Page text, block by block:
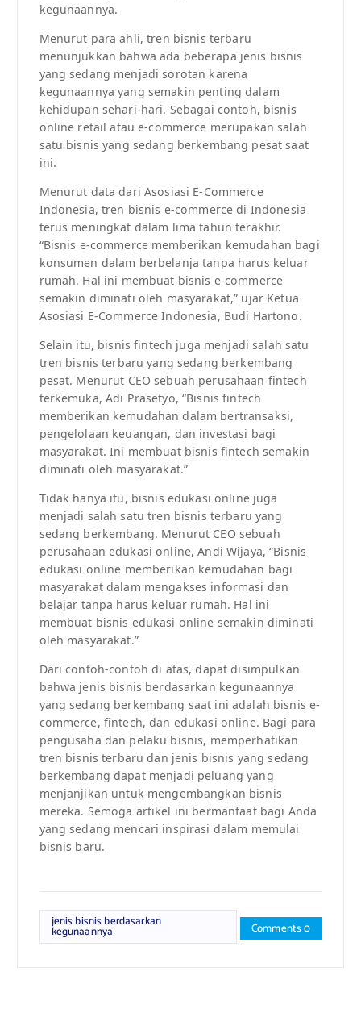
kegunaannya.
Menurut para ahli, tren bisnis terbaru
menunjukkan bahwa ada beberapa jenis bisnis
yang sedang menjadi sorotan karena
kegunaannya yang semakin penting dalam
kehidupan sehari-hari. Sebagai contoh, bisnis
online retail atau e-commerce merupakan salah
satu bisnis yang sedang berkembang pesat saat
ini.
Menurut data dari Asosiasi E-Commerce
Indonesia, tren bisnis e-commerce di Indonesia
terus meningkat dalam lima tahun terakhir.
“Bisnis e-commerce memberikan kemudahan bagi
konsumen dalam berbelanja tanpa harus keluar
rumah. Hal ini membuat bisnis e-commerce
semakin diminati oleh masyarakat,” ujar Ketua
Asosiasi E-Commerce Indonesia, Budi Hartono.
Selain itu, bisnis fintech juga menjadi salah satu
tren bisnis terbaru yang sedang berkembang
pesat. Menurut CEO sebuah perusahaan fintech
terkemuka, Adi Prasetyo, “Bisnis fintech
memberikan kemudahan dalam bertransaksi,
pengelolaan keuangan, dan investasi bagi
masyarakat. Ini membuat bisnis fintech semakin
diminati oleh masyarakat.”
Tidak hanya itu, bisnis edukasi online juga
menjadi salah satu tren bisnis terbaru yang
sedang berkembang. Menurut CEO sebuah
perusahaan edukasi online, Andi Wijaya, “Bisnis
edukasi online memberikan kemudahan bagi
masyarakat dalam mengakses informasi dan
belajar tanpa harus keluar rumah. Hal ini
membuat bisnis edukasi online semakin diminati
oleh masyarakat.”
Dari contoh-contoh di atas, dapat disimpulkan
bahwa jenis bisnis berdasarkan kegunaannya
yang sedang berkembang saat ini adalah bisnis e-
commerce, fintech, dan edukasi online. Bagi para
pengusaha dan pelaku bisnis, memperhatikan
tren bisnis terbaru dan jenis bisnis yang sedang
berkembang dapat menjadi peluang yang
menjanjikan untuk mengembangkan bisnis
mereka. Semoga artikel ini bermanfaat bagi Anda
yang sedang mencari inspirasi dalam memulai
bisnis baru.
jenis bisnis berdasarkan
kegunaannya Comments 0